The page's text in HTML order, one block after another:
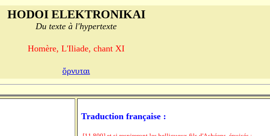
HODOI ELEKTRONIKAI
Du texte à l'hypertexte
Homère, L'Iliade, chant XI
ὄρνυται
Traduction française :